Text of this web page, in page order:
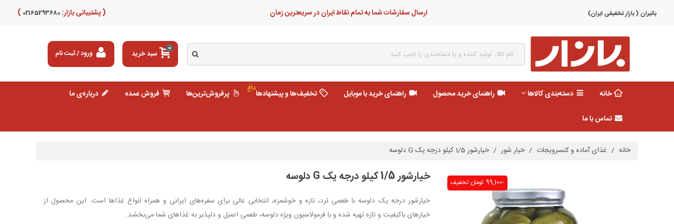
باتیران ( بازار تخفیفی ایران) ارسال سفارشات شما به تمام نقاط ایران در سریعترین زمان ( پشتیبانی بازار: 02165293680
)
0
سبد خرید ورود / ثبت نام
خانه دسته‌بندی کالاها راهنمای خرید محصول راهنمای خرید با موبایل تخفیف‌ها و پیشنهادهاداغ پرفروش‌ترین‌ها فروش عمده درباره‌ی ما
تماس با ما
خانه / غذای آماده و کنسرویجات / خیار شور / خیارشور 1/5 کیلو درجه یک G دلوسه
تخفیف -99,100 تومان خیارشور 1/5 کیلو درجه یک G دلوسه
خیارشور درجه یک دلوسه با طعمی ترد، تازه و خوشمزه، انتخابی عالی برای سفره‌های ایرانی و همراه انواع غذاها است. این محصول از
خیارهای باکیفیت و تازه تهیه شده و با فرمولاسیون ویژه دلوسه، طعمی اصیل و دلپذیر به غذاهای شما می‌بخشد.